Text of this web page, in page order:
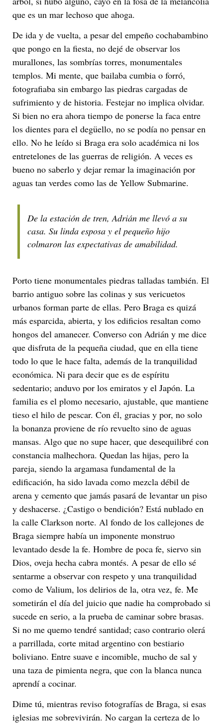
que es un mar lechoso que ahoga.
De ida y de vuelta, a pesar del empeño cochabambino
que pongo en la fiesta, no dejé de observar los
murallones, las sombrías torres, monumentales
templos. Mi mente, que bailaba cumbia o forró,
fotografiaba sin embargo las piedras cargadas de
sufrimiento y de historia. Festejar no implica olvidar.
Si bien no era ahora tiempo de ponerse la faca entre
los dientes para el degüello, no se podía no pensar en
ello. No he leído si Braga era solo académica ni los
entretelones de las guerras de religión. A veces es
bueno no saberlo y dejar remar la imaginación por
aguas tan verdes como las de Yellow Submarine.
De la estación de tren, Adrián me llevó a su
casa. Su linda esposa y el pequeño hijo
colmaron las expectativas de amabilidad.
Porto tiene monumentales piedras talladas también. El
barrio antiguo sobre las colinas y sus vericuetos
urbanos forman parte de ellas. Pero Braga es quizá
más esparcida, abierta, y los edificios resaltan como
hongos del amanecer. Converso con Adrián y me dice
que disfruta de la pequeña ciudad, que en ella tiene
todo lo que le hace falta, además de la tranquilidad
económica. Ni para decir que es de espíritu
sedentario; anduvo por los emiratos y el Japón. La
familia es el plomo necesario, ajustable, que mantiene
tieso el hilo de pescar. Con él, gracias y por, no solo
la bonanza proviene de río revuelto sino de aguas
mansas. Algo que no supe hacer, que desequilibré con
constancia malhechora. Quedan las hijas, pero la
pareja, siendo la argamasa fundamental de la
edificación, ha sido lavada como mezcla débil de
arena y cemento que jamás pasará de levantar un piso
y deshacerse. ¿Castigo o bendición? Está nublado en
la calle Clarkson norte. Al fondo de los callejones de
Braga siempre había un imponente monstruo
levantado desde la fe. Hombre de poca fe, siervo sin
Dios, oveja hecha cabra montés. A pesar de ello sé
sentarme a observar con respeto y una tranquilidad
como de Valium, los delirios de la, otra vez, fe. Me
sometirán el día del juicio que nadie ha comprobado si
sucede en serio, a la prueba de caminar sobre brasas.
Si no me quemo tendré santidad; caso contrario olerá
a parrillada, corte mitad argentino con bestiario
boliviano. Entre suave e incomible, mucho de sal y
una taza de pimienta negra, que con la blanca nunca
aprendí a cocinar.
Dime tú, mientras reviso fotografías de Braga, si esas
iglesias me sobrevivirán. No cargan la certeza de lo